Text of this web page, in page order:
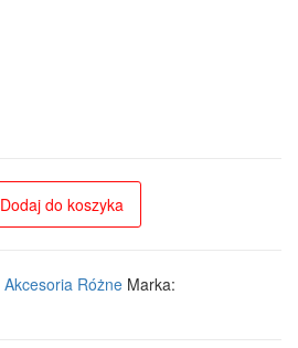
Dodaj do koszyka
Akcesoria Różne Marka: